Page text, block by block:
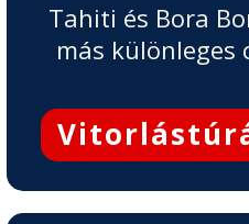
Tahiti és Bora
más